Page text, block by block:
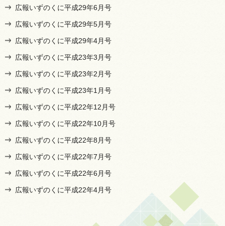
広報いずのくに平成29年6月号
広報いずのくに平成29年5月号
広報いずのくに平成29年4月号
広報いずのくに平成23年3月号
広報いずのくに平成23年2月号
広報いずのくに平成23年1月号
広報いずのくに平成22年12月号
広報いずのくに平成22年10月号
広報いずのくに平成22年8月号
広報いずのくに平成22年7月号
広報いずのくに平成22年6月号
広報いずのくに平成22年4月号